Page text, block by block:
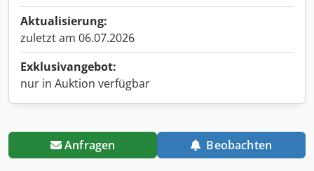
Aktualisierung:
zuletzt am 06.07.2026
Exklusivangebot:
nur in Auktion verfügbar
Anfragen Beobachten